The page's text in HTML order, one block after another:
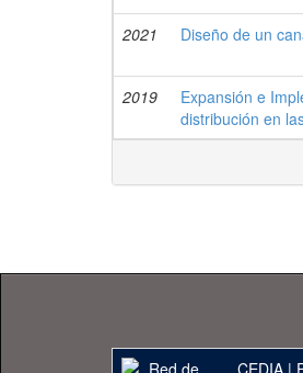
2021
Diseño de un
2019
Expansión e
distribución en
CEDIA |